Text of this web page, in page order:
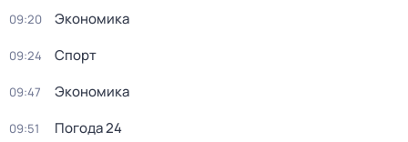
09:20 Экономика
09:24 Спорт
09:47 Экономика
09:51 Погода 24